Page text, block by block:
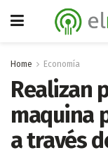
Home Economía
Realizan
maquina
a través